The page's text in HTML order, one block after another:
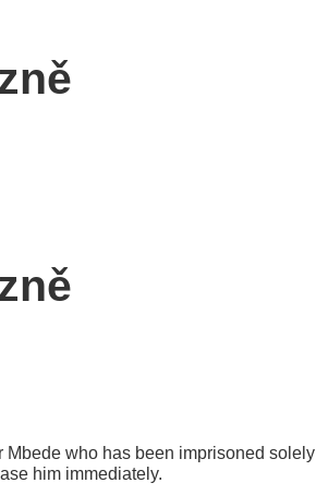
who has been imprisoned
him immediately.